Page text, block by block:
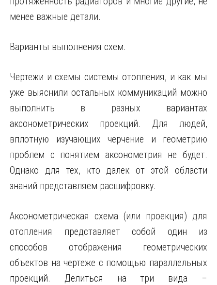
менее важные детали.
Варианты выполнения схем.
Чертежи и схемы системы отопления, и как мы
уже выяснили остальных коммуникаций можно
выполнить в разных вариантах
аксонометрических проекций. Для людей,
вплотную изучающих черчение и геометрию
проблем с понятием аксонометрия не будет.
Однако для тех, кто далек от этой области
знаний представляем расшифровку.
Аксонометрическая схема (или проекция) для
отопления представляет собой один из
способов отображения геометрических
объектов на чертеже с помощью параллельных
проекций. Делиться на три вида –